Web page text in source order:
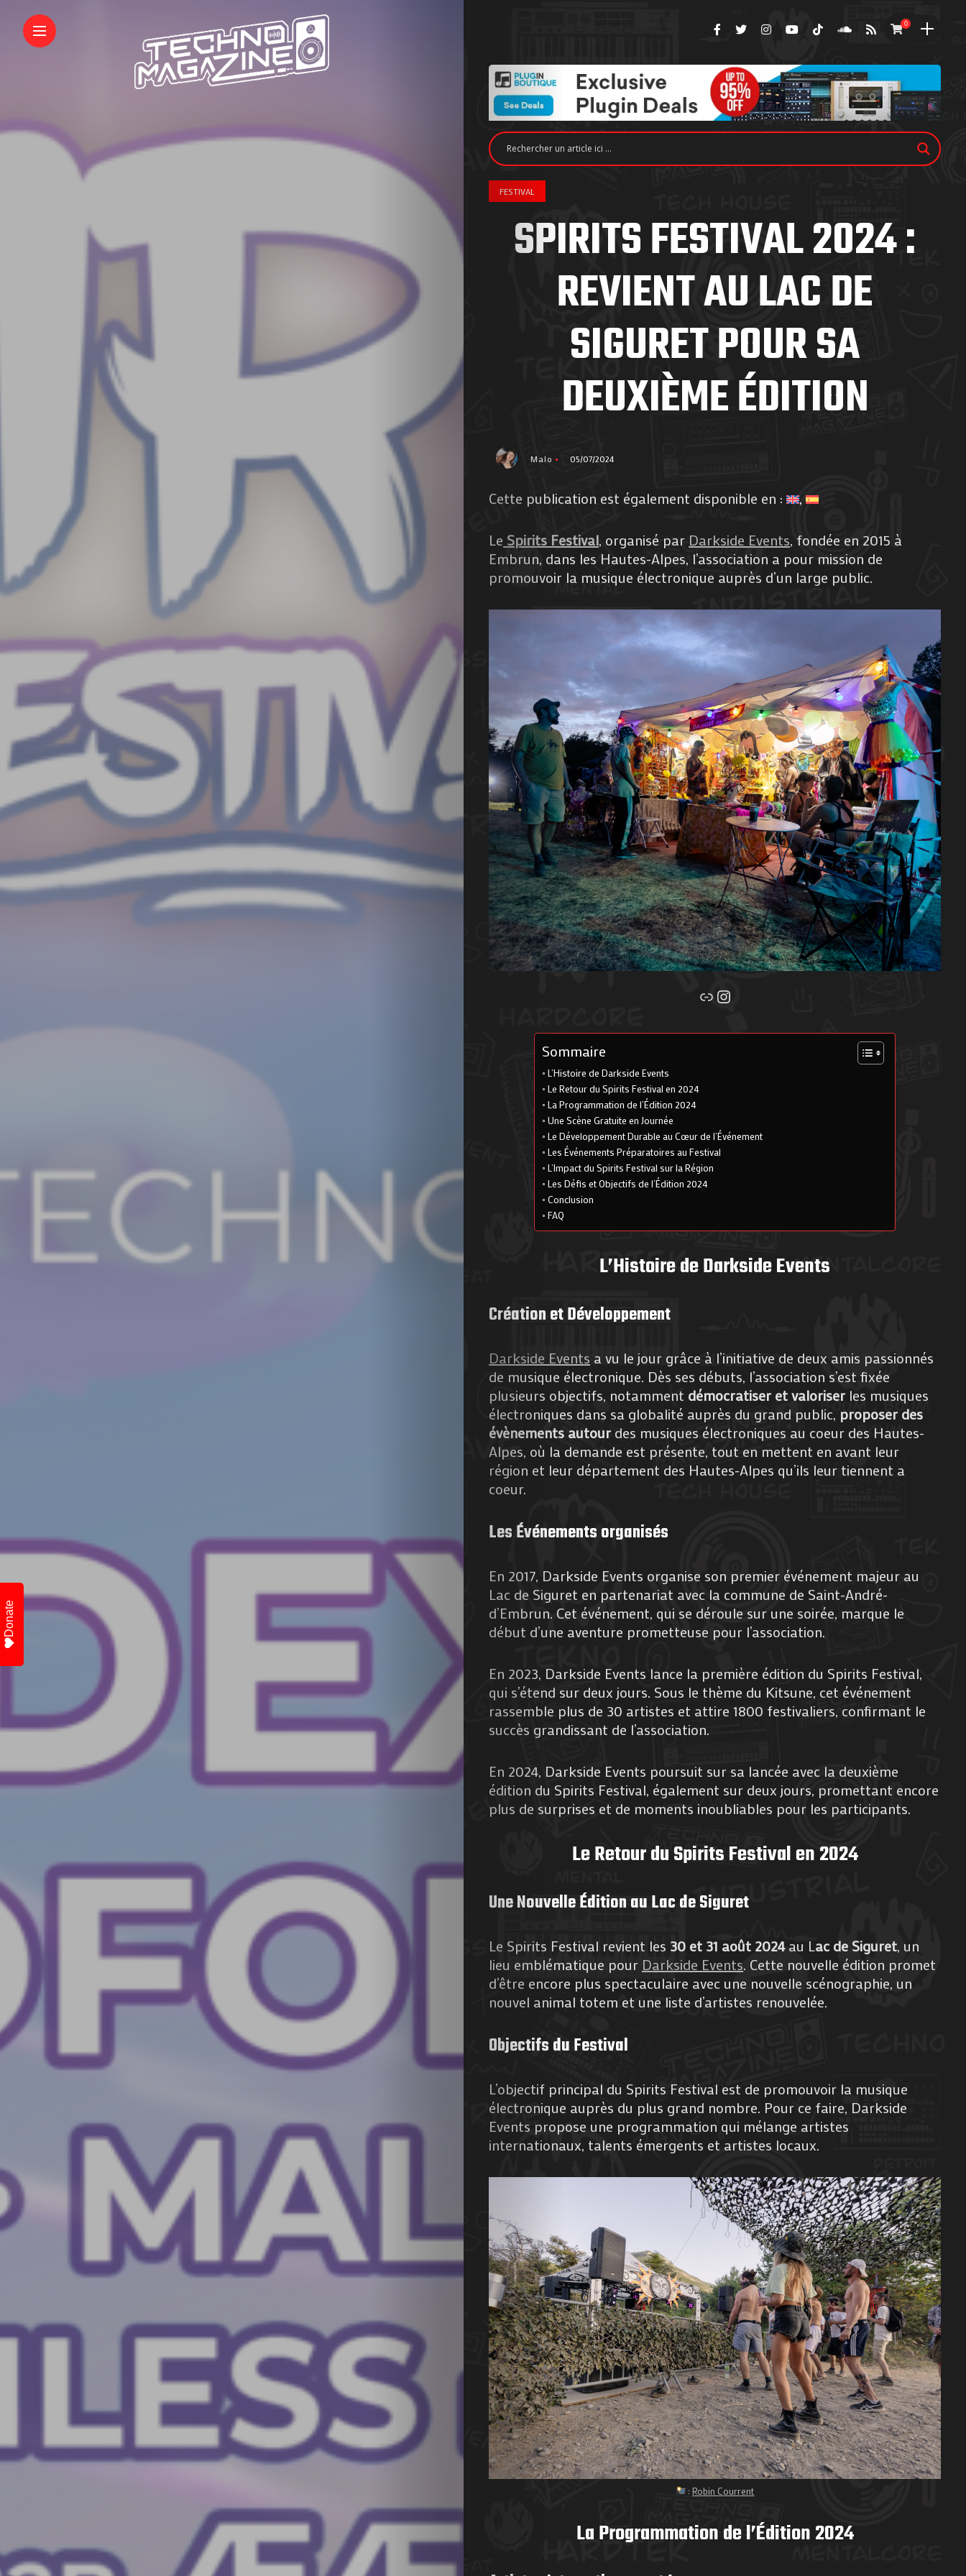
0
Agenda
Galerie
Photos
Magazine
À
Propos
de
Nous
Contactez-
!
FESTIVAL
SPIRITS FESTIVAL 2024 :
REVIENT AU LAC DE
SIGURET POUR SA
DEUXIÈME ÉDITION
Malo 05/07/2024
Cette publication est également disponible en :
Le Spirits Festival, organisé par Darkside Events, fondée en 2015 à
Embrun, dans les Hautes-Alpes, l’association a pour mission de
promouvoir la musique électronique auprès d’un large public.
LienInstagram
Sommaire
L’Histoire de Darkside Events
Le Retour du Spirits Festival en 2024
La Programmation de l’Édition 2024
Une Scène Gratuite en Journée
Le Développement Durable au Cœur de l’Événement
Les Événements Préparatoires au Festival
L’Impact du Spirits Festival sur la Région
Les Défis et Objectifs de l’Édition 2024
Conclusion
FAQ
L’Histoire de Darkside Events
Création et Développement
Darkside Events a vu le jour grâce à l’initiative de deux amis passionnés
de musique électronique. Dès ses débuts, l’association s’est fixée
plusieurs objectifs, notamment démocratiser et valoriser les musiques
électroniques dans sa globalité auprès du grand public, proposer des
évènements autour des musiques électroniques au coeur des Hautes-
Alpes, où la demande est présente, tout en mettent en avant leur
région et leur département des Hautes-Alpes qu’ils leur tiennent a
coeur.
Les Événements organisés
En 2017, Darkside Events organise son premier événement majeur au
Lac de Siguret en partenariat avec la commune de Saint-André-
d’Embrun. Cet événement, qui se déroule sur une soirée, marque le
début d’une aventure prometteuse pour l’association.
En 2023, Darkside Events lance la première édition du Spirits Festival,
qui s’étend sur deux jours. Sous le thème du Kitsune, cet événement
rassemble plus de 30 artistes et attire 1800 festivaliers, confirmant le
succès grandissant de l’association.
En 2024, Darkside Events poursuit sur sa lancée avec la deuxième
édition du Spirits Festival, également sur deux jours, promettant encore
plus de surprises et de moments inoubliables pour les participants.
Le Retour du Spirits Festival en 2024
Une Nouvelle Édition au Lac de Siguret
Le Spirits Festival revient les 30 et 31 août 2024au Lac de Siguret, un
lieu emblématique pour Darkside Events. Cette nouvelle édition promet
d’être encore plus spectaculaire avec une nouvelle scénographie, un
nouvel animal totem et une liste d’artistes renouvelée.
Objectifs du Festival
L’objectif principal du Spirits Festival est de promouvoir la musique
électronique auprès du plus grand nombre. Pour ce faire, Darkside
Events propose une programmation qui mélange artistes
internationaux, talents émergents et artistes locaux.
:Robin Courrent
La Programmation de l’Édition 2024
Donate